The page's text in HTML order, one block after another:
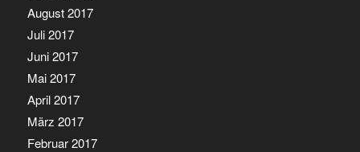
August 2017
Juli 2017
Juni 2017
Mai 2017
April 2017
März 2017
Februar 2017